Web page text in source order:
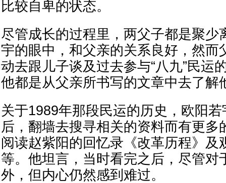
比较自卑的状态。
尽管成长的过程里，两父子都是聚少
宇的眼中，和父亲的关系良好，然而
动去跟儿子谈及过去参与“八九”民运
他都是从父亲所书写的文章中去了解
关于1989年那段民运的历史，欧阳
后，翻墙去搜寻相关的资料而有更多
阅读赵紫阳的回忆录《改革历程》及
等。他坦言，当时看完之后，尽管对
外，但内心仍然感到难过。